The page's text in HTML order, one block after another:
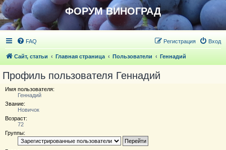
ФОРУМ ВИНОГРАД
FAQ Вход
Регистрация
Сайт, статьи Главная страница Пользователи Геннадий
Профиль пользователя Геннадий
Имя пользователя:
Геннадий
Звание:
Новичoк
Возраст:
72
Группы: